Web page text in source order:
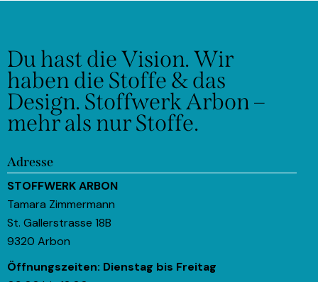
Du hast die Vision.Wir
haben die Stoffe & das
Design. Stoffwerk Arbon –
mehr als nur Stoffe.
Adresse
STOFFWERK ARBON
Tamara Zimmermann
St. Gallerstrasse 18B
9320 Arbon
Öffnungszeiten: Dienstag bis Freitag